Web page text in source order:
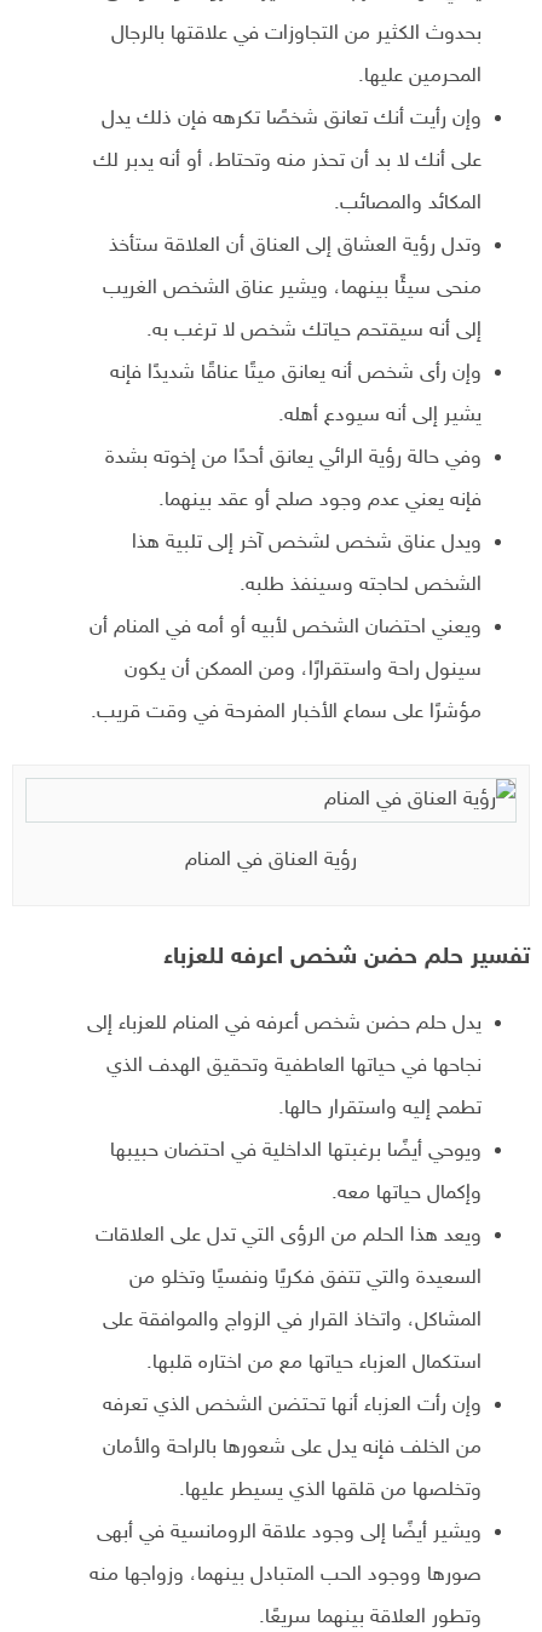
بحدوث الكثير من التجاوزات في علاقتها بالرجال
المحرمين عليها.
وإن رأيت أنك تعانق شخصًا تكرهه فإن ذلك يدل
على أنك لا بد أن تحذر منه وتحتاط، أو أنه يدبر لك
المكائد والمصائب.
وتدل رؤية العشاق إلى العناق أن العلاقة ستأخذ
منحى سيئًا بينهما، ويشير عناق الشخص الغريب
إلى أنه سيقتحم حياتك شخص لا ترغب به.
وإن رأى شخص أنه يعانق ميتًا عناقًا شديدًا فإنه
يشير إلى أنه سيودع أهله.
وفي حالة رؤية الرائي يعانق أحدًا من إخوته بشدة
فإنه يعني عدم وجود صلح أو عقد بينهما.
ويدل عناق شخص لشخص آخر إلى تلبية هذا
الشخص لحاجته وسينفذ طلبه.
ويعني احتضان الشخص لأبيه أو أمه في المنام أن
سينول راحة واستقرارًا، ومن الممكن أن يكون
مؤشرًا على سماع الأخبار المفرحة في وقت قريب.
رؤية العناق في المنام
تفسير حلم حضن شخص اعرفه للعزباء
يدل حلم حضن شخص أعرفه في المنام للعزباء إلى
نجاحها في حياتها العاطفية وتحقيق الهدف الذي
تطمح إليه واستقرار حالها.
ويوحي أيضًا برغبتها الداخلية في احتضان حبيبها
وإكمال حياتها معه.
ويعد هذا الحلم من الرؤى التي تدل على العلاقات
السعيدة والتي تتفق فكريًا ونفسيًا وتخلو من
المشاكل، واتخاذ القرار في الزواج والموافقة على
استكمال العزباء حياتها مع من اختاره قلبها.
وإن رأت العزباء أنها تحتضن الشخص الذي تعرفه
من الخلف فإنه يدل على شعورها بالراحة والأمان
وتخلصها من قلقها الذي يسيطر عليها.
ويشير أيضًا إلى وجود علاقة الرومانسية في أبهى
صورها ووجود الحب المتبادل بينهما، وزواجها منه
وتطور العلاقة بينهما سريعًا.